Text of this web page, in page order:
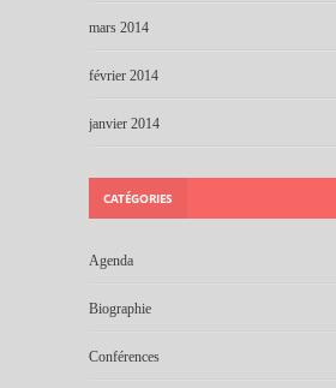
mars 2014
février 2014
janvier 2014
CATÉGORIES
Agenda
Biographie
Conférences